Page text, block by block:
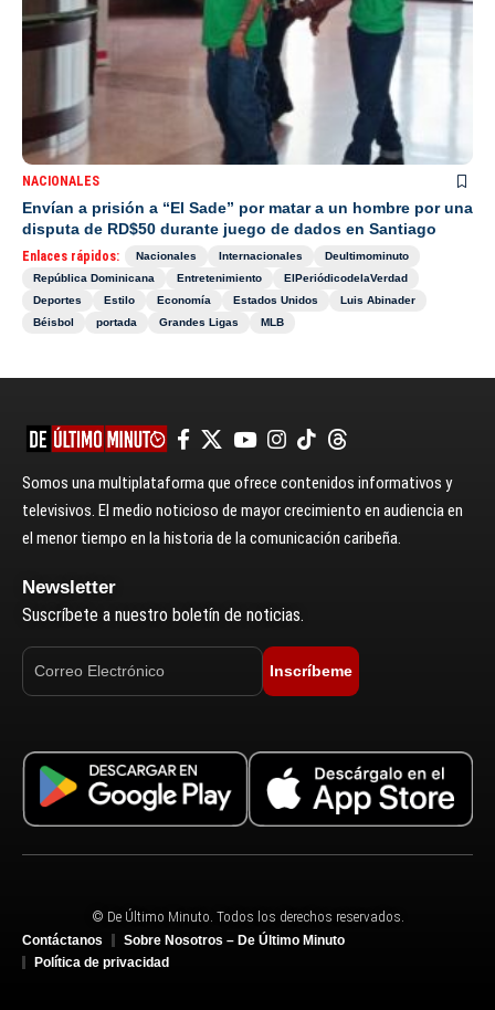
NACIONALES
Envían a prisión a “El Sade” por matar a un hombre por una
disputa de RD$50 durante juego de dados en Santiago
Enlaces rápidos: Nacionales Internacionales
Deultimominuto
República Dominicana
Entretenimiento
ElPeriódicodelaVerdad
Deportes
Estilo Economía Estados Unidos
Luis Abinader
Béisbol
portada Grandes Ligas MLB
Somos una multiplataforma que ofrece contenidos informativos y
televisivos. El medio noticioso de mayor crecimiento en audiencia en
el menor tiempo en la historia de la comunicación caribeña.
Newsletter
Suscríbete a nuestro boletín de noticias.
Inscríbeme
© De Último Minuto. Todos los derechos reservados.
Contáctanos
Sobre Nosotros – De Último Minuto
Política de privacidad